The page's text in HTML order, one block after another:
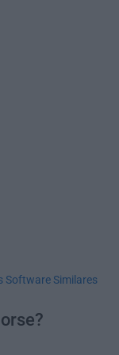
Software Similares